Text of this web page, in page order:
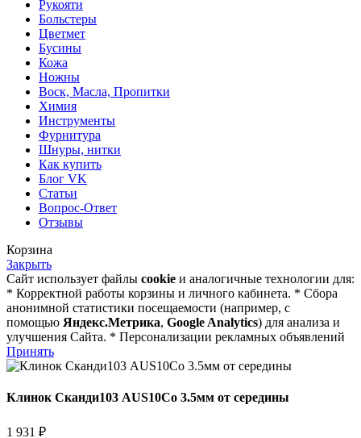
Рукояти
Больстеры
Цветмет
Бусины
Кожа
Ножны
Воск, Масла, Пропитки
Химия
Инструменты
Фурнитура
Шнуры, нитки
Как купить
Блог VK
Статьи
Вопрос-Ответ
Отзывы
Корзина
Закрыть
Сайт использует файлы cookie и аналогичные технологии для:
* Корректной работы корзины и личного кабинета. * Сбора
анонимной статистики посещаемости (например, с
помощью Яндекс.Метрика, Google Analytics) для анализа и
улучшения Сайта. * Персонализации рекламных объявлений
Принять
Клинок Сканди103 AUS10Co 3.5мм от середины
1 931 ₽